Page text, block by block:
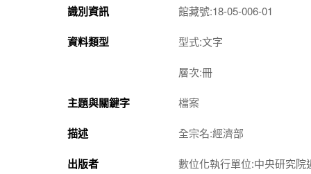
識別資訊 館藏號:18-05-006-01
資料類型 型式:文字
層次:冊
主題與關鍵字 檔案
描述 全宗名:經濟部
出版者 數位化執行單位:中央研究院